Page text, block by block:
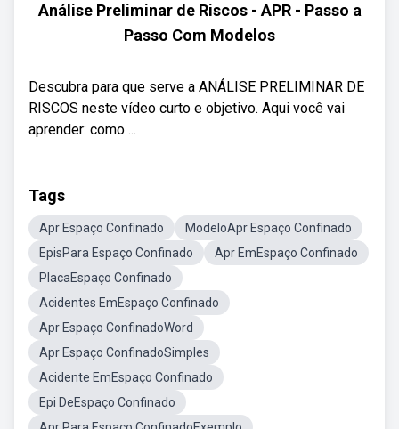
Análise Preliminar de Riscos - APR - Passo a
Passo Com Modelos
Descubra para que serve a ANÁLISE PRELIMINAR DE
RISCOS neste vídeo curto e objetivo. Aqui você vai
aprender: como ...
Tags
Apr Espaço Confinado
ModeloApr Espaço Confinado
EpisPara Espaço Confinado
Apr EmEspaço Confinado
PlacaEspaço Confinado
Acidentes EmEspaço Confinado
Apr Espaço ConfinadoWord
Apr Espaço ConfinadoSimples
Acidente EmEspaço Confinado
Epi DeEspaço Confinado